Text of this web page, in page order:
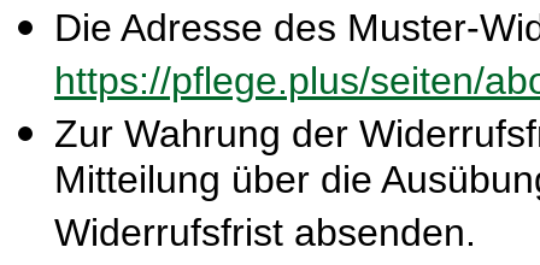
Die Adresse des Muster-
https://pflege.plus/seiten/
Zur Wahrung der
Mitteilung über die
Widerrufsfrist absenden.